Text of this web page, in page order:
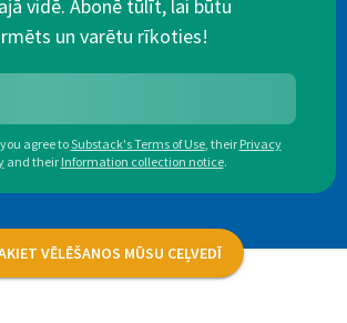
vidē. Abonē tūlīt, lai būtu
un varētu rīkoties!
agree toSubstack's Terms of Use, their Privacy
and their Information collection notice.
VĒLĒŠANOS MŪSU CEĻVEDĪ